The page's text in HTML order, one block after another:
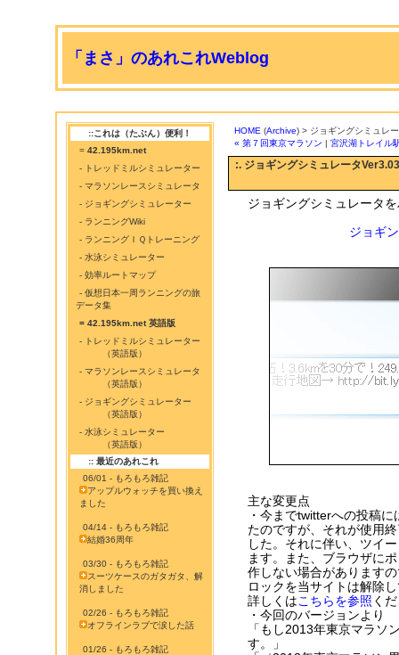
「まさ」のあれこれWeblog
::これは（たぶん）便利！
= 42.195km.net
- トレッドミルシミュレーター
- マラソンレースシミュレータ
- ジョギングシミュレーター
- ランニングWiki
- ランニングＩＱトレーニング
- 水泳シミュレーター
- 効率ルートマップ
- 仮想日本一周ランニングの旅
データ集
= 42.195km.net 英語版
- トレッドミルシミュレーター
（英語版）
- マラソンレースシミュレータ
（英語版）
- ジョギングシミュレーター
（英語版）
- 水泳シミュレーター
（英語版）
:: 最近のあれこれ
06/01 - もろもろ雑記
アップルウォッチを買い換え
ました
04/14 - もろもろ雑記
結婚36周年
03/30 - もろもろ雑記
スーツケースのガタガタ、解
消しました
02/26 - もろもろ雑記
オフラインラブで涙した話
01/26 - もろもろ雑記
HOME (Archive) > ジョギングシミュレ
« 第７回東京マラソン | 宮沢湖トレイル
:. ジョギングシミュレータVer3.03
ジョギングシミュレータ
ジョギ
主な変更点
・今までtwitterへの投稿
たのですが、それが使用
した。それに伴い、ツイ
ます。また、ブラウザに
作しない場合があります
ロックを当サイトは解除
詳しくはこちらを参照 く
・今回のバージョンより
「もし2013年東京マラソ
す。」